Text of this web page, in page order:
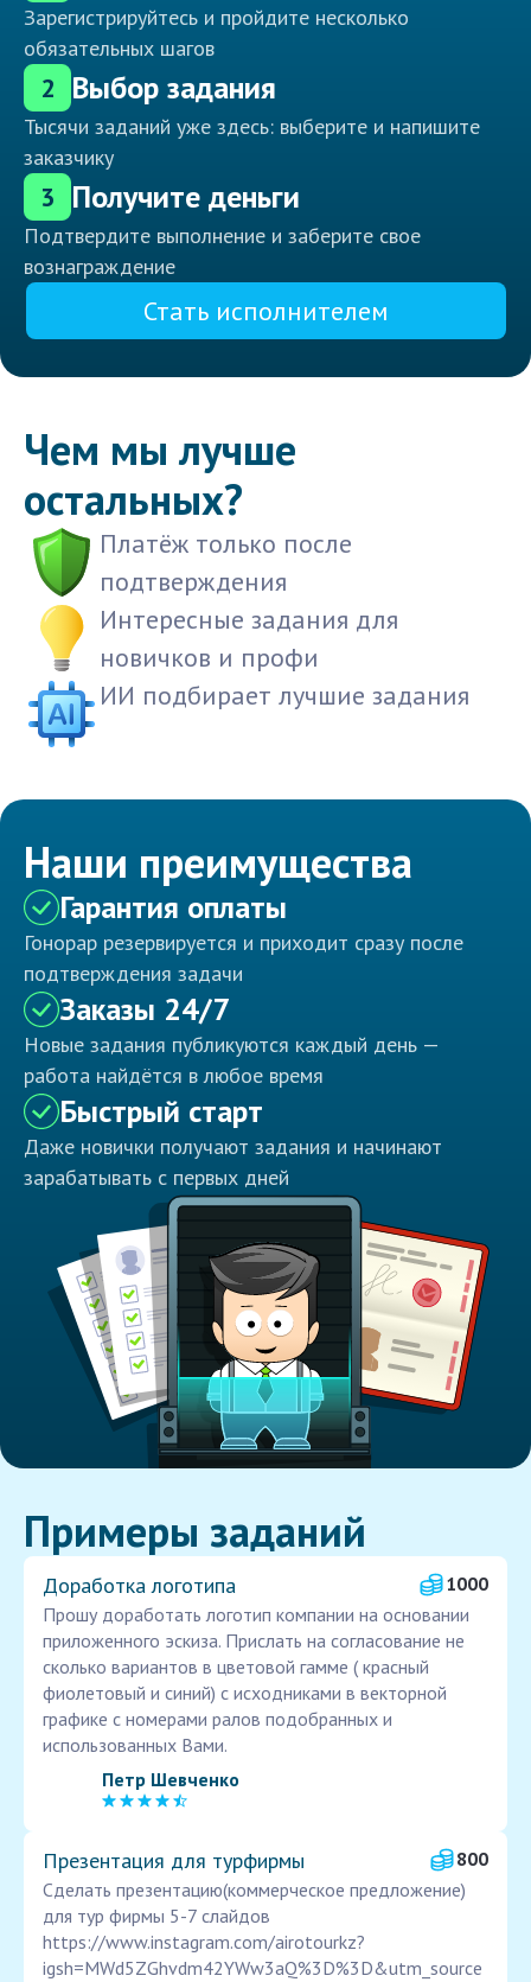
Зарегистрируйтесь и пройдите несколько
обязательных шагов
2 Выбор задания
Тысячи заданий уже здесь: выберите и напишите
заказчику
3 Получите деньги
Подтвердите выполнение и заберите свое
вознаграждение
Стать исполнителем
Чем мы лучше
остальных?
Платёж только после
подтверждения
Интересные задания для
новичков и профи
ИИ подбирает лучшие задания
Наши преимущества
Гарантия оплаты
Гонорар резервируется и приходит сразу после
подтверждения задачи
Заказы 24/7
Новые задания публикуются каждый день —
работа найдётся в любое время
Быстрый старт
Даже новички получают задания и начинают
зарабатывать с первых дней
Примеры заданий
Доработка логотипа
1000
Прошу доработать логотип компании на основании
приложенного эскиза. Прислать на согласование не
сколько вариантов в цветовой гамме ( красный
фиолетовый и синий) с исходниками в векторной
графике с номерами ралов подобранных и
использованных Вами.
Петр Шевченко
Презентация для турфирмы
800
Сделать презентацию(коммерческое предложение)
для тур фирмы 5-7 слайдов
https://www.instagram.com/airotourkz?
igsh=MWd5ZGhvdm42YWw3aQ%3D%3D&utm_source